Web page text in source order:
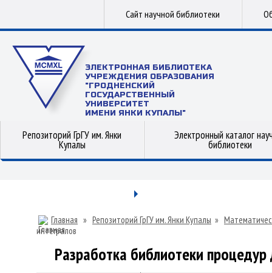
Сайт научной библиотеки
ЭЛЕКТРОННАЯ БИБЛИОТЕКА
УЧРЕЖДЕНИЯ ОБРАЗОВАНИЯ
"ГРОДНЕНСКИЙ
ГОСУДАРСТВЕННЫЙ
УНИВЕРСИТЕТ
ИМЕНИ ЯНКИ КУПАЛЫ"
Репозиторий ГрГУ им. Янки
Купалы
Электронный каталог
библиотеки
Главная » Репозиторий ГрГУ им. Янки Купалы »
интегралов
Разработка библиотеки